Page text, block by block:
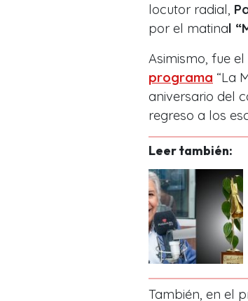
locutor radial,
por el matinal
Asimismo, fue
programa “La
aniversario del
regreso a los
Leer también:
También, en el